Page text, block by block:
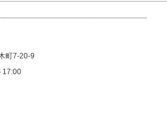
町7-20-9
17:00